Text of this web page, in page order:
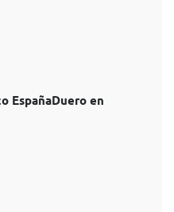
EspañaDuero en